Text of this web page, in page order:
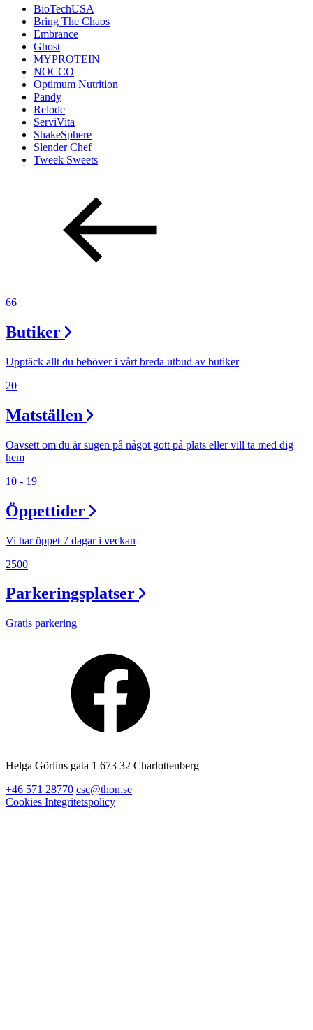
BioTechUSA
Bring The Chaos
Embrance
Ghost
MYPROTEIN
NOCCO
Optimum Nutrition
Pandy
Relode
ServiVita
ShakeSphere
Slender Chef
Tweek Sweets
66
Butiker
Upptäck allt du behöver i vårt breda utbud av butiker
20
Matställen
Oavsett om du är sugen på något gott på plats eller vill ta med dig
hem
10 - 19
Öppettider
Vi har öppet 7 dagar i veckan
2500
Parkeringsplatser
Gratis parkering
Helga Görlins gata 1 673 32 Charlottenberg
+46 571 28770 csc@thon.se
Cookies Integritetspolicy